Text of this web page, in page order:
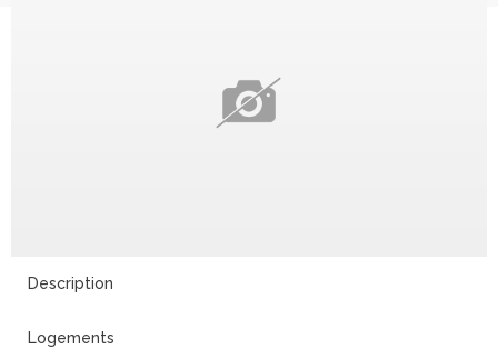
Description
Logements